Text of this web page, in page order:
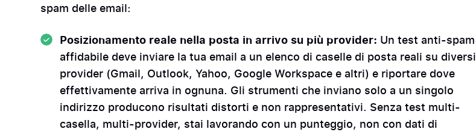
spam delle email:
Posizionamento reale nella posta in arrivo su più provider: Un test anti-spam
affidabile deve inviare la tua email a un elenco di caselle di posta reali su diversi
provider (Gmail, Outlook, Yahoo, Google Workspace e altri) e riportare dove
effettivamente arriva in ognuna. Gli strumenti che inviano solo a un singolo
indirizzo producono risultati distorti e non rappresentativi. Senza test multi-
casella, multi-provider, stai lavorando con un punteggio, non con dati di